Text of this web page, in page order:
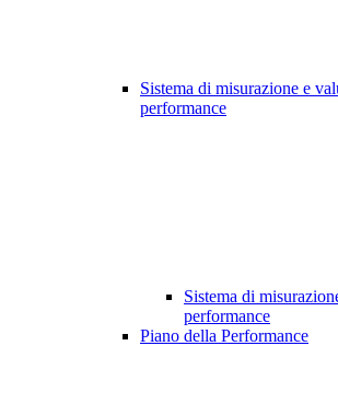
Sistema di misurazione e
performance
Sistema di
performance
Piano della Performance